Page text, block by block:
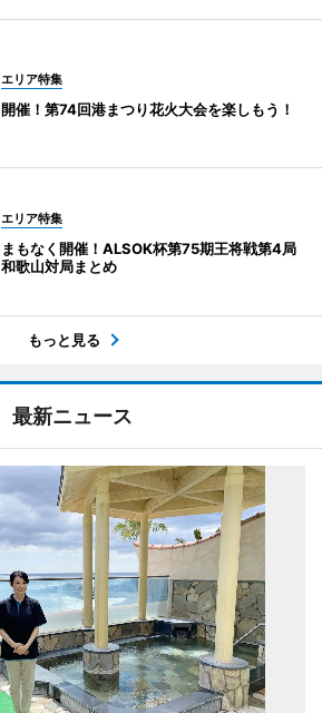
エリア特集
開催！第74回港まつり花火大会を楽しもう！
エリア特集
まもなく開催！ALSOK杯第75期王将戦第4局
和歌山対局まとめ
もっと見る
最新ニュース